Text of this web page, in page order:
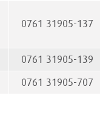
0761 31905-137
0761 31905-139
0761 31905-707